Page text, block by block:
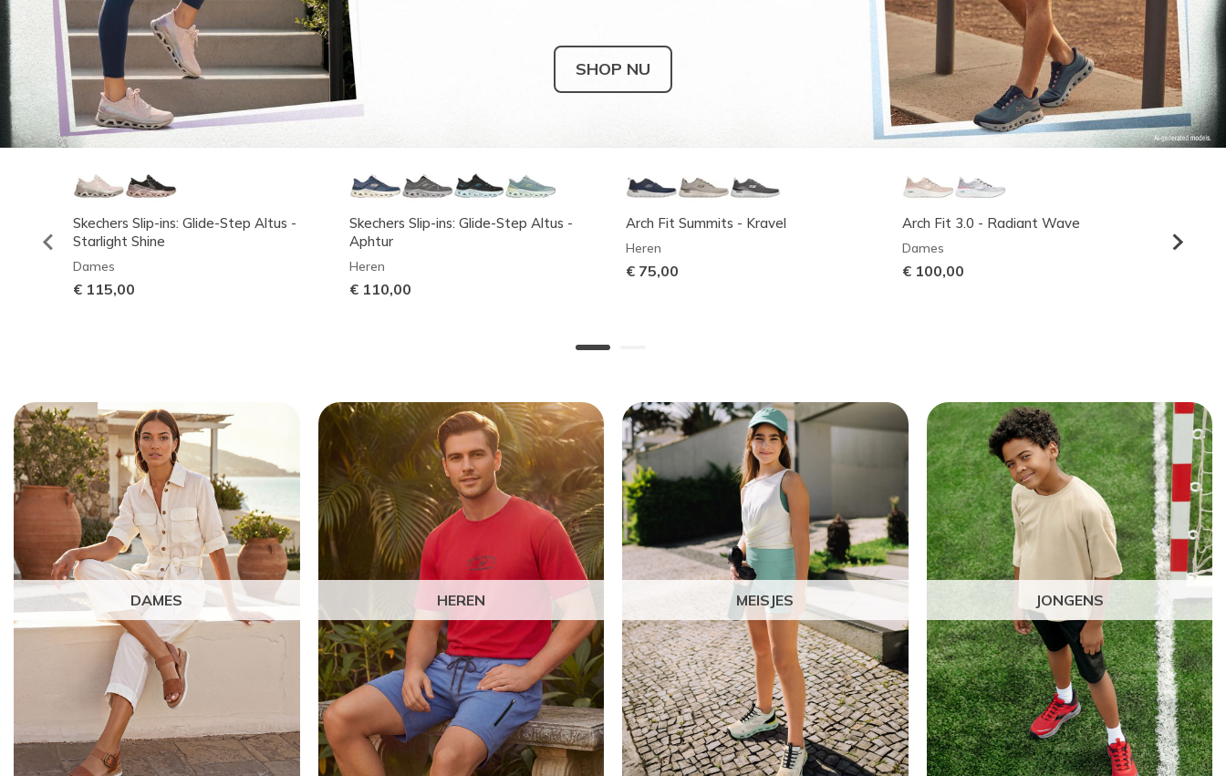
SHOP NU
Skechers Slip-ins: Glide-Step Altus -
Starlight Shine
Dames
€ 115,00
Skechers Slip-ins: Glide-Step Altus -
Aphtur
Heren
€ 110,00
Arch Fit Summits - Kravel
Heren
€ 75,00
Arch Fit 3.0 - Radiant Wave
Dames
€ 100,00
Heren
DAMES HEREN MEISJES JONGENS